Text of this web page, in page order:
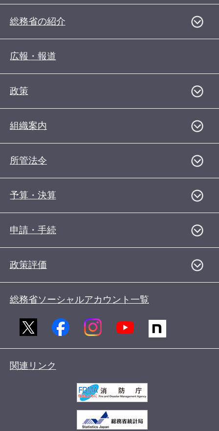
総務省の紹介
広報・報道
政策
組織案内
所管法令
予算・決算
申請・手続
政策評価
総務省ソーシャルアカウント一覧
関連リンク